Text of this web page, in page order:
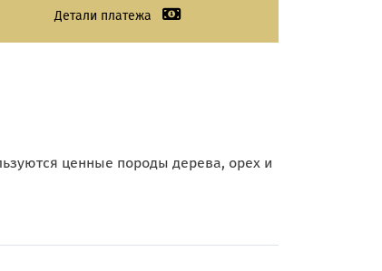
Детали платежа
ценные породы дерева, орех и